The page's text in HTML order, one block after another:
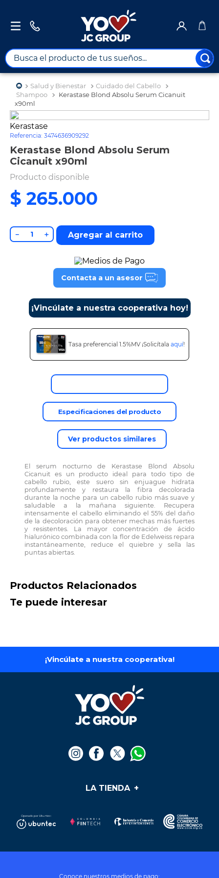
Busca el producto de tus sueños...
Salud y Bienestar
Cuidado del Cabello
Shampoo
Kerastase Blond Absolu Serum Cicanuit
x90ml
Kerastase
Referencia: 3474636909292
Kerastase Blond Absolu Serum
Cicanuit x90ml
Producto disponible
$ 265.000
＋
－ Agregar al carrito
Contacta a un asesor
¡Vincúlate a nuestra cooperativa hoy!
Tasa preferencial 1.5%MV ¡Solicítala aquí!
Especificaciones del producto
Ver productos similares
El serum nocturno de Kerastase Blond Absolu
Cicanuit es un producto ideal para todo tipo de
cabello rubio, este suero sin enjuague hidrata
profundamente y restaura la fibra decolorada
durante la noche para un cabello rubio más suave y
saludable a la mañana siguiente. Recupera
intensamente el cabello eliminando el 55% del daño
de la decoloración para obtener mechas más fuertes
y resistentes. La mayor concentración de ácido
hialurónico combinada con la flor de Edelweiss repara
instantáneamente, reduce el quiebre y sella las
puntas abiertas.
Productos Relacionados
$ 33.500
Control 300ml
$ 44.500
Agregar al carrito
Te puede interesar
iPhone 16 - 128 gb
Ver producto
256GB
Ver producto
TÉRMINOS MÁS BUSCADOS
1.
combos
2.
maximuebles
4.
nevera
5.
celulares
6.
turismo
7.
impresora
10. alexa echo dot 5